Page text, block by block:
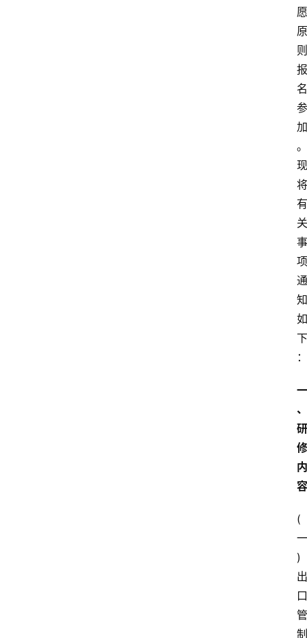
愿
原
则
报
名
参
加
。
现
将
有
关
事
项
通
知
如
下
：
一
、
研
修
内
容
(
一
)
出
口
管
制